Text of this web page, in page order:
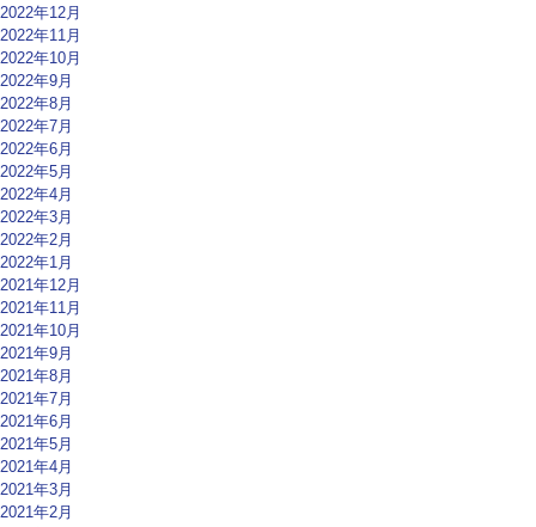
2022年12月
2022年11月
2022年10月
2022年9月
2022年8月
2022年7月
2022年6月
2022年5月
2022年4月
2022年3月
2022年2月
2022年1月
2021年12月
2021年11月
2021年10月
2021年9月
2021年8月
2021年7月
2021年6月
2021年5月
2021年4月
2021年3月
2021年2月